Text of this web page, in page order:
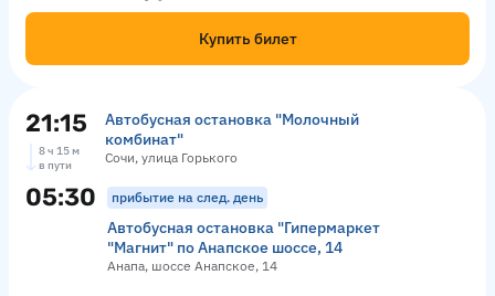
Купить билет
21:15
Автобусная остановка "Молочный
комбинат"
Сочи, улица Горького
8 ч 15 м
в пути
05:30 прибытие на след. день
Автобусная остановка "Гипермаркет
"Магнит" по Анапское шоссе, 14
Анапа, шоссе Анапское, 14